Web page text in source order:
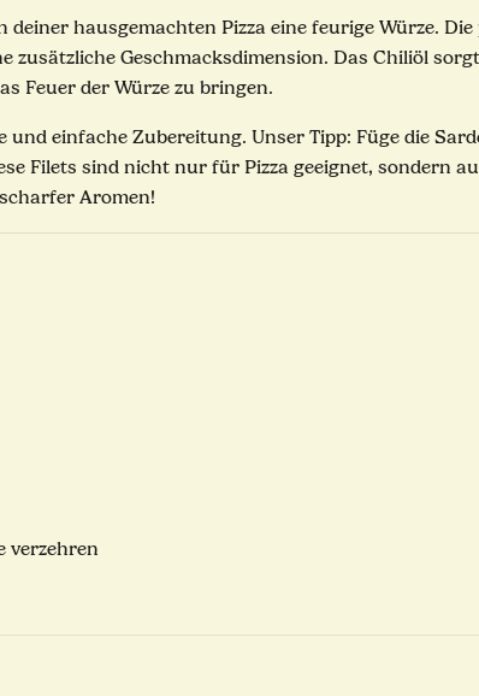
hausgemachten Pizza eine feurige Würze.
zusätzliche Geschmacksdimension. Das Chiliöl
Feuer der Würze zu bringen.
einfache Zubereitung. Unser Tipp: Füge die
Filets sind nicht nur für Pizza geeignet, sondern
Aromen!
verzehren